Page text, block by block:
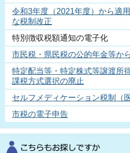
令和3年度（2021年度）から適
な税制改正
特別徴収税額通知の電子化
市民税・県民税の公的年金等か
特定配当等・特定株式等譲渡所
課税方式選択の廃止
セルフメディケーション税制（
市税の電子申告